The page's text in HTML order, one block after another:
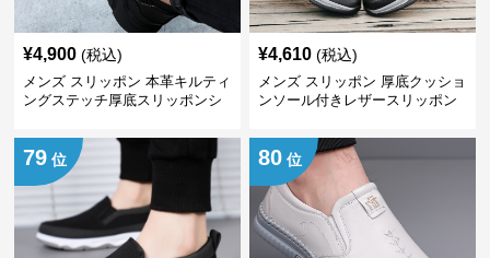
¥4,900 (税込)
メンズ スリッポン 本革キルティ
ングステッチ厚底スリッポンシ
¥4,610 (税込)
メンズ スリッポン 厚底クッショ
ンソール付きレザースリッポン
79 位 80 位